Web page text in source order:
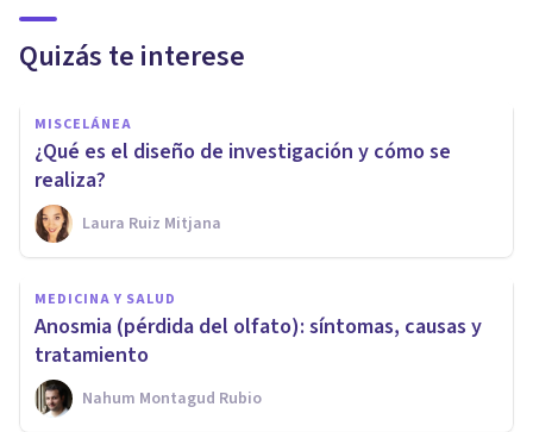
Quizás te interese
MISCELÁNEA
¿Qué es el diseño de investigación y cómo se
realiza?
Laura Ruiz Mitjana
MEDICINA Y SALUD
Anosmia (pérdida del olfato): síntomas, causas y
tratamiento
Nahum Montagud Rubio